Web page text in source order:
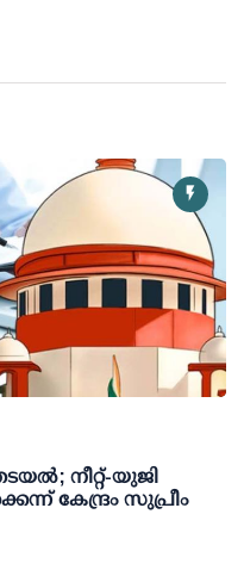
നീറ്റ്-യുജി
കേന്ദ്രം സുപ്രീം